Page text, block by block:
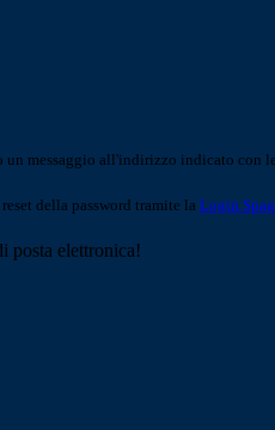
un messaggio all'indirizzo indicato con
della password tramite la Login
posta elettronica!